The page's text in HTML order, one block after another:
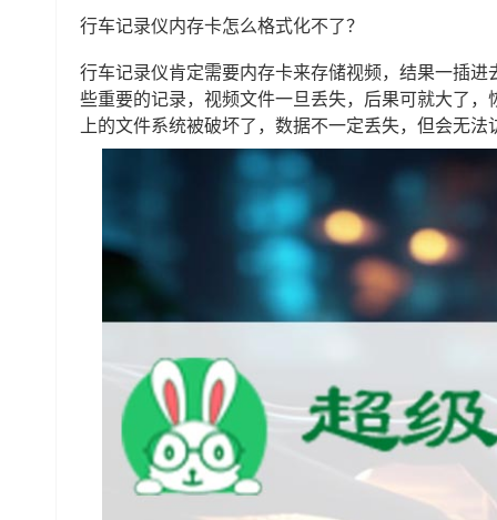
行车记录仪内存卡怎么格式化不了？
行车记录仪肯定需要内存卡来存储视频，结果一插
些重要的记录，视频文件一旦丢失，后果可就大了
上的文件系统被破坏了，数据不一定丢失，但会无